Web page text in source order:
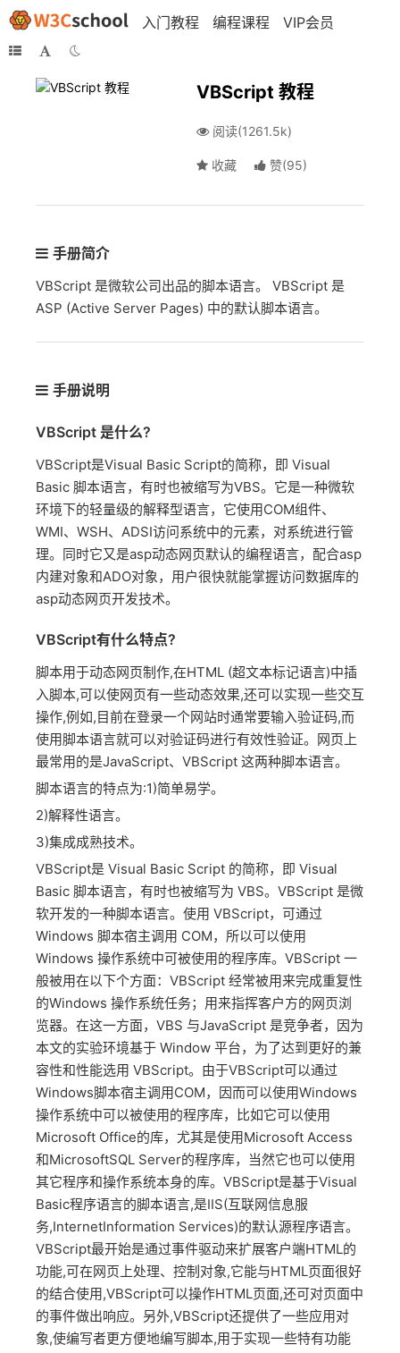
入门教程 编程课程 VIP会员
VBScript 教程
阅读(1261.5k)
收藏 赞(95)
手册简介
VBScript 是微软公司出品的脚本语言。 VBScript 是
ASP (Active Server Pages) 中的默认脚本语言。
手册说明
VBScript 是什么?
VBScript是Visual Basic Script的简称，即 Visual
Basic 脚本语言，有时也被缩写为VBS。它是一种微软
环境下的轻量级的解释型语言，它使用COM组件、
WMI、WSH、ADSI访问系统中的元素，对系统进行管
理。同时它又是asp动态网页默认的编程语言，配合asp
内建对象和ADO对象，用户很快就能掌握访问数据库的
asp动态网页开发技术。
VBScript有什么特点?
脚本用于动态网页制作,在HTML (超文本标记语言)中插
入脚本,可以使网页有一些动态效果,还可以实现一些交互
操作,例如,目前在登录一个网站时通常要输入验证码,而
使用脚本语言就可以对验证码进行有效性验证。网页上
最常用的是JavaScript、VBScript 这两种脚本语言。
脚本语言的特点为:1)简单易学。
2)解释性语言。
3)集成成熟技术。
VBScript是 Visual Basic Script 的简称，即 Visual
Basic 脚本语言，有时也被缩写为 VBS。VBScript 是微
软开发的一种脚本语言。使用 VBScript，可通过
Windows 脚本宿主调用 COM，所以可以使用
Windows 操作系统中可被使用的程序库。VBScript 一
般被用在以下个方面：VBScript 经常被用来完成重复性
的Windows 操作系统任务；用来指挥客户方的网页浏
览器。在这一方面，VBS 与JavaScript 是竞争者，因为
本文的实验环境基于 Window 平台，为了达到更好的兼
容性和性能选用 VBScript。由于VBScript可以通过
Windows脚本宿主调用COM，因而可以使用Windows
操作系统中可以被使用的程序库，比如它可以使用
Microsoft Office的库，尤其是使用Microsoft Access
和MicrosoftSQL Server的程序库，当然它也可以使用
其它程序和操作系统本身的库。VBScript是基于Visual
Basic程序语言的脚本语言,是IIS(互联网信息服
务,InternetInformation Services)的默认源程序语言。
VBScript最开始是通过事件驱动来扩展客户端HTML的
功能,可在网页上处理、控制对象,它能与HTML页面很好
的结合使用,VBScript可以操作HTML页面,还可对页面中
的事件做出响应。另外,VBScript还提供了一些应用对
象,使编写者更方便地编写脚本,用于实现一些特有功能